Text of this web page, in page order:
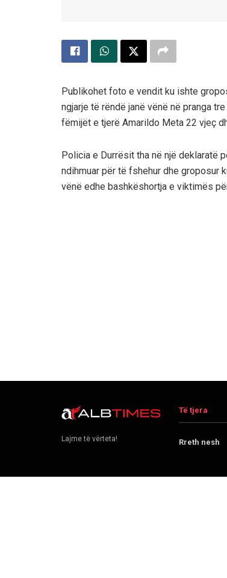
Publikohet foto e vendit ku ishte
ngjarje të rëndë janë vënë në pranga
fëmijët e tjerë Amarildo Meta 22 vjeç
Policia e Durrësit tha në një deklaratë
ndihmuar për të fshehur dhe groposur
vënë edhe bashkëshortja e viktimës
Lajme të vërteta!
Të tjera
Rreth nesh